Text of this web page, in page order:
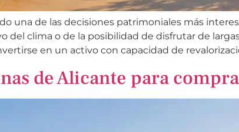
una de las decisiones patrimoniales más
del clima o de la posibilidad de disfrutar de
en un activo con capacidad de
de Alicante para